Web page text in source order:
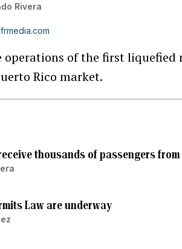
Rivera
of the first liquefied
Rico market.
thousands of passengers
Law are underway